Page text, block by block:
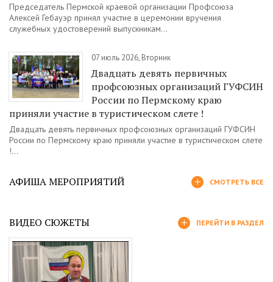
Председатель Пермской краевой организации Профсоюза
Алексей Гебауэр принял участие в церемонии вручения
служебных удостоверений выпускникам...
07 июль 2026, Вторник
Двадцать девять первичных
профсоюзных организаций ГУФСИН
России по Пермскому краю
приняли участие в туристическом слете !
Двадцать девять первичных профсоюзных организаций ГУФСИН
России по Пермскому краю приняли участие в туристическом слете
!...
АФИША МЕРОПРИЯТИЙ СМОТРЕТЬ ВСЕ
ВИДЕО СЮЖЕТЫ ПЕРЕЙТИ В РАЗДЕЛ